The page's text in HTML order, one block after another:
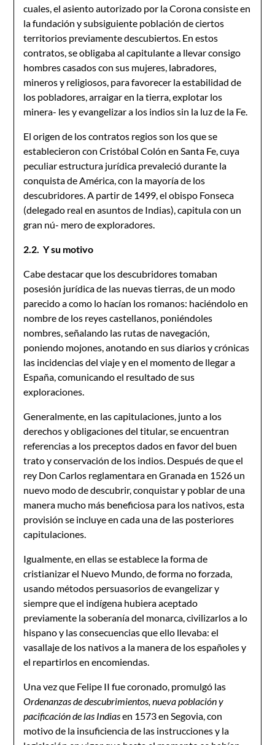
cuales, el asiento autorizado por la Corona consiste en
la fundación y subsiguiente población de ciertos
territorios previamente descubiertos. En estos
contratos, se obligaba al capitulante a llevar consigo
hombres casados con sus mujeres, labradores,
mineros y religiosos, para favorecer la estabilidad de
los pobladores, arraigar en la tierra, explotar los
minera- les y evangelizar a los indios sin la luz de la Fe.
El origen de los contratos regios son los que se
establecieron con Cristóbal Colón en Santa Fe, cuya
peculiar estructura jurídica prevaleció durante la
conquista de América, con la mayoría de los
descubridores. A partir de 1499, el obispo Fonseca
(delegado real en asuntos de Indias), capitula con un
gran nú- mero de exploradores.
2.2. Y su motivo
Cabe destacar que los descubridores tomaban
posesión jurídica de las nuevas tierras, de un modo
parecido a como lo hacían los romanos: haciéndolo en
nombre de los reyes castellanos, poniéndoles
nombres, señalando las rutas de navegación,
poniendo mojones, anotando en sus diarios y crónicas
las incidencias del viaje y en el momento de llegar a
España, comunicando el resultado de sus
exploraciones.
Generalmente, en las capitulaciones, junto a los
derechos y obligaciones del titular, se encuentran
referencias a los preceptos dados en favor del buen
trato y conservación de los indios. Después de que el
rey Don Carlos reglamentara en Granada en 1526 un
nuevo modo de descubrir, conquistar y poblar de una
manera mucho más beneficiosa para los nativos, esta
provisión se incluye en cada una de las posteriores
capitulaciones.
Igualmente, en ellas se establece la forma de
cristianizar el Nuevo Mundo, de forma no forzada,
usando métodos persuasorios de evangelizar y
siempre que el indígena hubiera aceptado
previamente la soberanía del monarca, civilizarlos a lo
hispano y las consecuencias que ello llevaba: el
vasallaje de los nativos a la manera de los españoles y
el repartirlos en encomiendas.
Una vez que Felipe II fue coronado, promulgó las
Ordenanzas de descubrimientos, nueva población y
pacificación de las Indiasen 1573 en Segovia, con
motivo de la insuficiencia de las instrucciones y la